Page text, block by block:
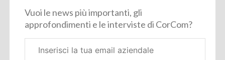
Vuoi le news più importanti, gli
approfondimenti e le interviste di CorCom?
aziendale